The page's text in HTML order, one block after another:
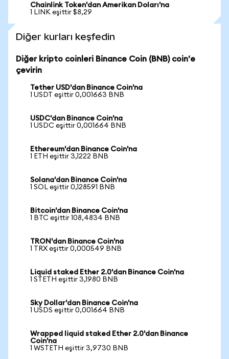
Chainlink Token'dan Amerikan Doları'na
1 LINK eşittir $8,29
Diğer kurları keşfedin
Diğer kripto coinleri Binance Coin (BNB) coin'e
çevirin
Tether USD'dan Binance Coin'na
1 USDT eşittir 0,001663 BNB
USDC'dan Binance Coin'na
1 USDC eşittir 0,001664 BNB
Ethereum'dan Binance Coin'na
1 ETH eşittir 3,1222 BNB
Solana'dan Binance Coin'na
1 SOL eşittir 0,128591 BNB
Bitcoin'dan Binance Coin'na
1 BTC eşittir 108,4834 BNB
TRON'dan Binance Coin'na
1 TRX eşittir 0,000549 BNB
Liquid staked Ether 2.0'dan Binance Coin'na
1 STETH eşittir 3,1980 BNB
Sky Dollar'dan Binance Coin'na
1 USDS eşittir 0,001664 BNB
Wrapped liquid staked Ether 2.0'dan Binance
Coin'na
1 WSTETH eşittir 3,9730 BNB